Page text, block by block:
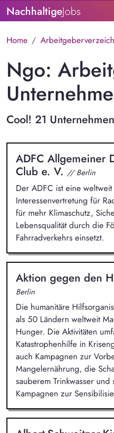
NachhaltigeJobs
Home
Ngo:
Cool! 21
ADFC Allgemeiner
Club e. V. // Berlin
Der ADFC ist eine
Interessenvertretung für
für mehr Klimaschutz,
Lebensqualität durch die
Fahrradverkehrs einsetzt.
Aktion gegen den
Berlin
Die humanitäre
als 50 Ländern weltweit
Hunger. Die Aktivitäten
Katastrophenhilfe in
auch Kampagnen zur
Mangelernährung, die
sauberem Trinkwasser
Kampagnen zur